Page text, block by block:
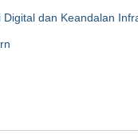
Digital dan Keandalan